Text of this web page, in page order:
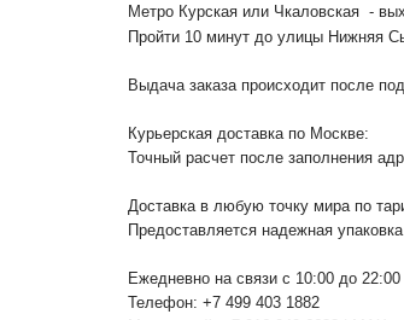
Метро Курская или Чкаловская -
Пройти 10 минут до улицы Нижняя
Выдача заказа происходит после
Курьерская доставка по Москве:
Точный расчет после заполнения
Доставка в любую точку мира по
Предоставляется надежная
Ежедневно на связи с 10:00 до
Телефон: +7 499 403 1882